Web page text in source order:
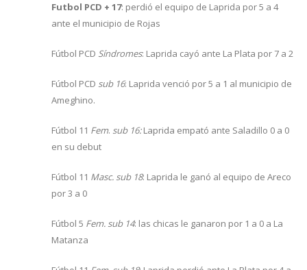
Futbol PCD + 17: perdió el equipo de Laprida por 5 a 4
ante el municipio de Rojas
Fútbol PCD Síndromes: Laprida cayó ante La Plata por 7 a 2
Fútbol PCD sub 16: Laprida venció por 5 a 1 al municipio de
Ameghino.
Fútbol 11 Fem. sub 16:Laprida empató ante Saladillo 0 a 0
en su debut
Fútbol 11 Masc. sub 18: Laprida le ganó al equipo de Areco
por 3 a 0
Fútbol 5 Fem. sub 14: las chicas le ganaron por 1 a 0 a La
Matanza